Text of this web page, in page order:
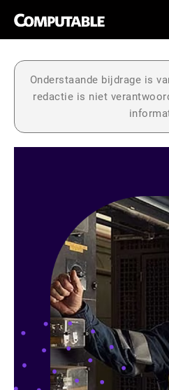
Onderstaande bijdrage is
redactie is niet